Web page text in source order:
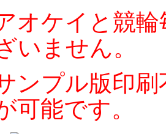
オケイと競輪
いません。
ンプル版印刷
可能です。